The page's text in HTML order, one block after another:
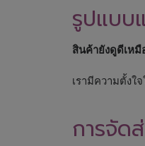
รูปแบ
สินค้ายังดูดีเห
เรามีความตั้งใ
การจัด